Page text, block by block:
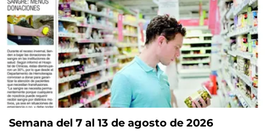
Semana del 7 al 13 de agosto de 2026